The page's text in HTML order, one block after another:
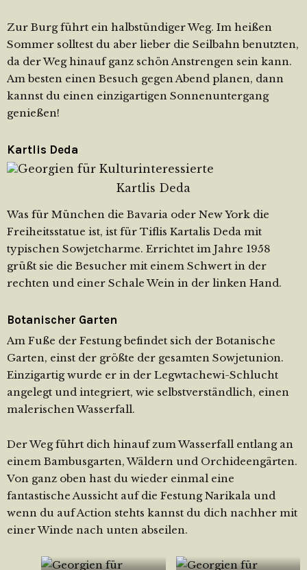
Zur Burg führt ein halbstündiger Weg. Im heißen
Sommer solltest du aber lieber die Seilbahn benutzten,
da der Weg hinauf ganz schön Anstrengen sein kann.
Am besten einen Besuch gegen Abend planen, dann
kannst du einen einzigartigen Sonnenuntergang
genießen!
Kartlis Deda
Kartlis Deda
Was für München die Bavaria oder New York die
Freiheitsstatue ist, ist für Tiflis Kartalis Deda mit
typischen Sowjetcharme. Errichtet im Jahre 1958
grüßt sie die Besucher mit einem Schwert in der
rechten und einer Schale Wein in der linken Hand.
Botanischer Garten
Am Fuße der Festung befindet sich der Botanische
Garten, einst der größte der gesamten Sowjetunion.
Einzigartig wurde er in der Legwtachewi-Schlucht
angelegt und integriert, wie selbstverständlich, einen
malerischen Wasserfall.
Der Weg führt dich hinauf zum Wasserfall entlang an
einem Bambusgarten, Wäldern und Orchideengärten.
Von ganz oben hast du wieder einmal eine
fantastische Aussicht auf die Festung Narikala und
wenn du auf Action stehts kannst du dich nachher mit
einer Winde nach unten abseilen.